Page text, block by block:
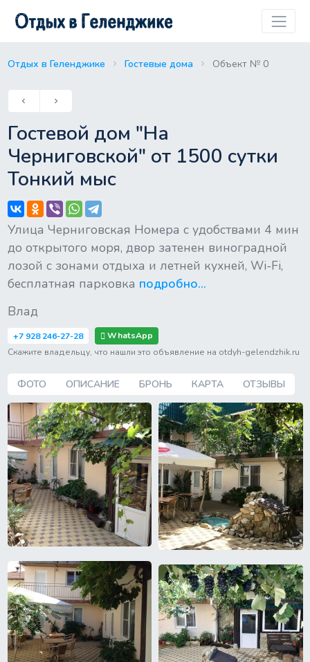
Отдых в Геленджике Гостевые дома Объект № 0
keyboard_arrow_left
Previous keyboard_arrow_right
Гостевой дом "На
Черниговской" от 1500 сутки
Тонкий мыс
Улица Черниговская Номера с удобствами 4 мин
до открытого моря, двор затенен виноградной
лозой с зонами отдыха и летней кухней, Wi-Fi,
бесплатная парковка подробно...
Влад
+7 928 246-27-28
WhatsApp
Скажите владельцу, что нашли это объявление на otdyh-gelendzhik.ru
ФОТО ОПИСАНИЕ БРОНЬ КАРТА ОТЗЫВЫ